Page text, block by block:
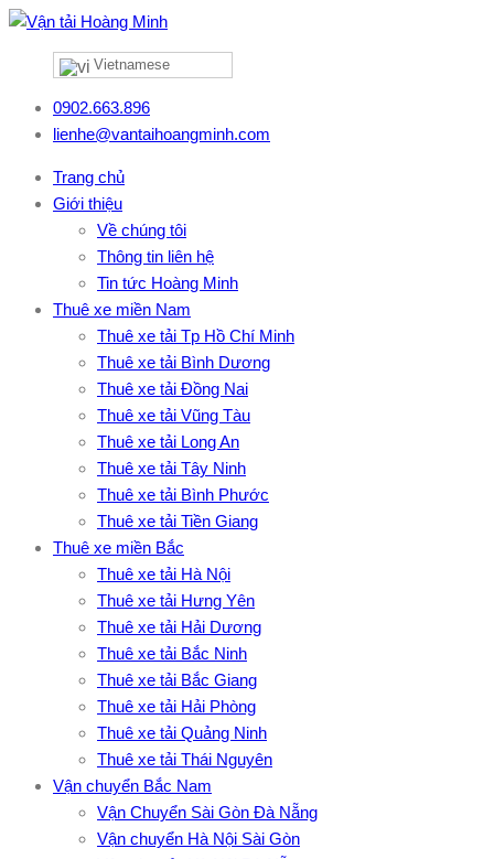
Vietnamese
0902.663.896
lienhe@vantaihoangminh.com
Trang chủ
Giới thiệu
Về chúng tôi
Thông tin liên hệ
Tin tức Hoàng Minh
Thuê xe miền Nam
Thuê xe tải Tp Hồ Chí Minh
Thuê xe tải Bình Dương
Thuê xe tải Đồng Nai
Thuê xe tải Vũng Tàu
Thuê xe tải Long An
Thuê xe tải Tây Ninh
Thuê xe tải Bình Phước
Thuê xe tải Tiền Giang
Thuê xe miền Bắc
Thuê xe tải Hà Nội
Thuê xe tải Hưng Yên
Thuê xe tải Hải Dương
Thuê xe tải Bắc Ninh
Thuê xe tải Bắc Giang
Thuê xe tải Hải Phòng
Thuê xe tải Quảng Ninh
Thuê xe tải Thái Nguyên
Vận chuyển Bắc Nam
Vận Chuyển Sài Gòn Đà Nẵng
Vận chuyển Hà Nội Sài Gòn